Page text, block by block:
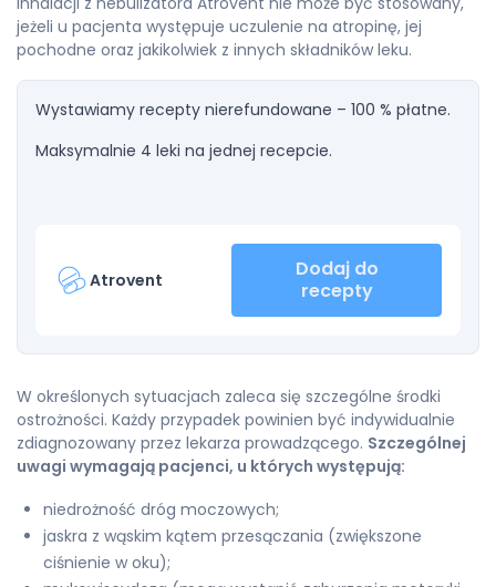
jeżeli u pacjenta występuje uczulenie na atropinę, jej
pochodne oraz jakikolwiek z innych składników leku.
Wystawiamy recepty nierefundowane – 100 % płatne.
Maksymalnie 4 leki na jednej recepcie.
Atrovent
Dodaj do
recepty
W określonych sytuacjach zaleca się szczególne środki
ostrożności. Każdy przypadek powinien być indywidualnie
zdiagnozowany przez lekarza prowadzącego. Szczególnej
uwagi wymagają pacjenci, u których występują:
niedrożność dróg moczowych;
jaskra z wąskim kątem przesączania (zwiększone
ciśnienie w oku);